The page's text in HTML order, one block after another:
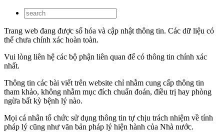
Trang web đang được số hóa và cập nhật thông tin. Các dữ liệu có
thể chưa chính xác hoàn toàn.
Vui lòng liên hệ các bộ phận liên quan để có thông tin chính xác
nhất.
Thông tin các bài viết trên website chỉ nhằm cung cấp thông tin
tham khảo, không nhằm mục đích chuẩn đoán, điều trị hay phòng
ngừa bất kỳ bệnh lý nào.
Mọi cá nhân tổ chức sử dụng thông tin tự chịu trách nhiệm về tính
pháp lý cũng như văn bản pháp lý hiện hành của Nhà nước.